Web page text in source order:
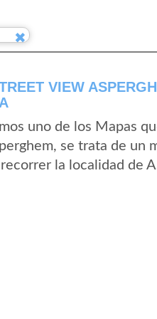
VIEW
uno de los Mapas
se trata de un
la localidad de